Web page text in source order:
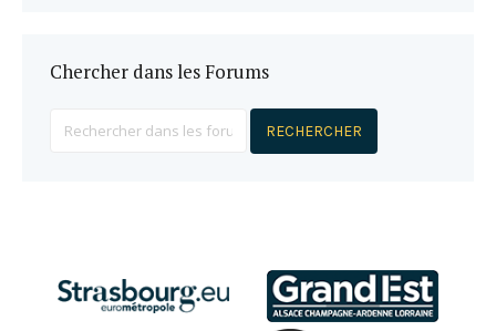
Chercher dans les Forums